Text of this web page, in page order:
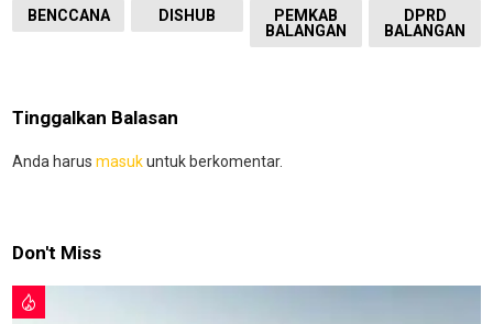
BENCCANA DISHUB
PEMKAB
BALANGAN
DPRD
BALANGAN
Tinggalkan Balasan
Anda harus masukuntuk berkomentar.
Don't Miss